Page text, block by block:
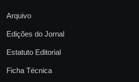
Arquivo
Edições do Jornal
Estatuto Editorial
Ficha Técnica